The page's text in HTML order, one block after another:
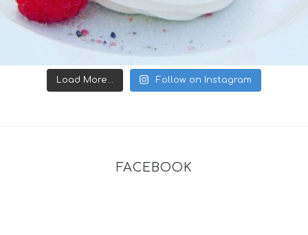
Load More... Follow on Instagram
FACEBOOK